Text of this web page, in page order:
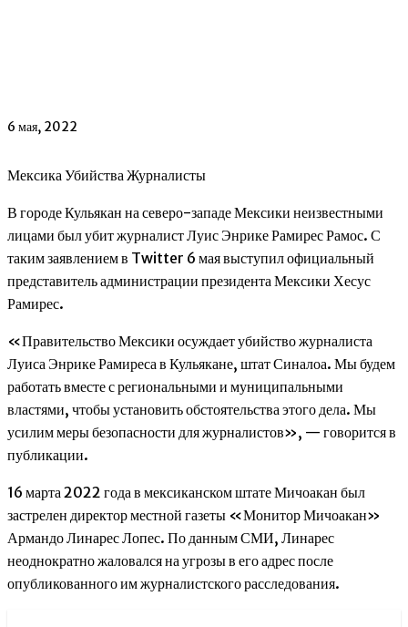
6 мая, 2022
Мексика Убийства Журналисты
В городе Кульякан на северо-западе Мексики неизвестными
лицами был убит журналист Луис Энрике Рамирес Рамос. С
таким заявлением в Twitter 6 мая выступил официальный
представитель администрации президента Мексики Хесус
Рамирес.
«Правительство Мексики осуждает убийство журналиста
Луиса Энрике Рамиреса в Кульякане, штат Синалоа. Мы будем
работать вместе с региональными и муниципальными
властями, чтобы установить обстоятельства этого дела. Мы
усилим меры безопасности для журналистов», — говорится в
публикации.
16 марта 2022 года в мексиканском штате Мичоакан был
застрелен директор местной газеты «Монитор Мичоакан»
Армандо Линарес Лопес. По данным СМИ, Линарес
неоднократно жаловался на угрозы в его адрес после
опубликованного им журналистского расследования.